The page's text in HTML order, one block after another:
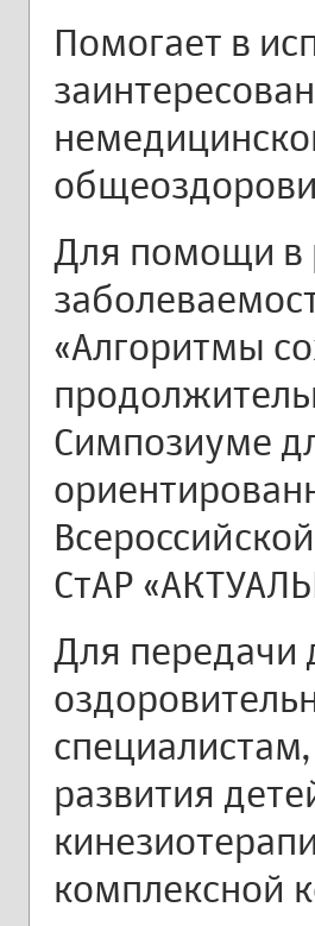
Помогает в
Для помощи в
«Алгоритмы
Симпозиуме
СтАР
Для передачи
развития
комплексной